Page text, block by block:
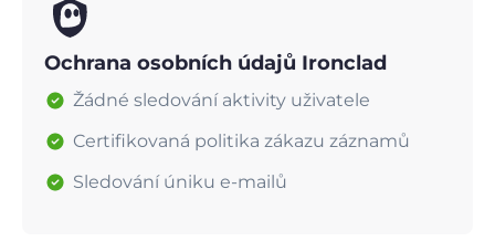
Ochrana osobních údajů Ironclad
Žádné sledování aktivity uživatele
Certifikovaná politika zákazu záznamů
Sledování úniku e-mailů